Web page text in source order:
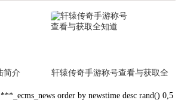
简介
轩辕传奇手游称号查看与获取全
order by newstime desc rand() 0,5